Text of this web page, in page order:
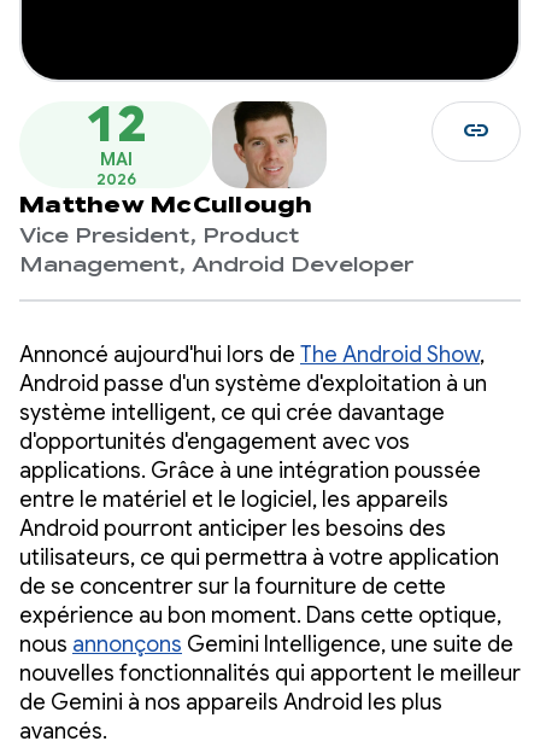
12
MAI
2026
Matthew McCullough
Vice President, Product
Management, Android Developer
link
Annoncé aujourd'hui lors de The Android Show,
Android passe d'un système d'exploitation à un
système intelligent, ce qui crée davantage
d'opportunités d'engagement avec vos
applications. Grâce à une intégration poussée
entre le matériel et le logiciel, les appareils
Android pourront anticiper les besoins des
utilisateurs, ce qui permettra à votre application
de se concentrer sur la fourniture de cette
expérience au bon moment. Dans cette optique,
nous annonçons Gemini Intelligence, une suite de
nouvelles fonctionnalités qui apportent le meilleur
de Gemini à nos appareils Android les plus
avancés.